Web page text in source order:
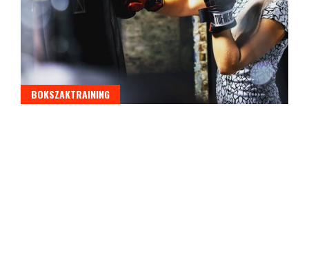
BOKSZAKTRAINING